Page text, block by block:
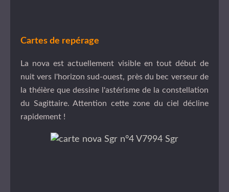
Cartes de repérage
La nova est actuellement visible en tout début de
nuit vers l'horizon sud-ouest, près du bec verseur de
la théière que dessine l'astérisme de la constellation
du Sagittaire. Attention cette zone du ciel décline
rapidement !